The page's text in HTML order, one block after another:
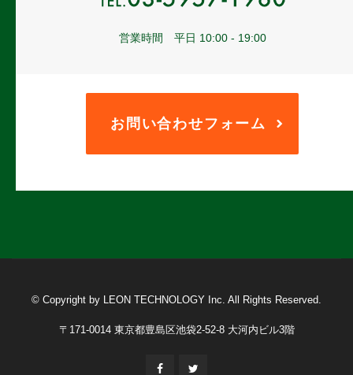
営業時間 平日 10:00 - 19:00
お問い合わせフォーム
© Copyright by LEON TECHNOLOGY Inc. All Rights Reserved.
〒171-0014 東京都豊島区池袋2-52-8 大河内ビル3階